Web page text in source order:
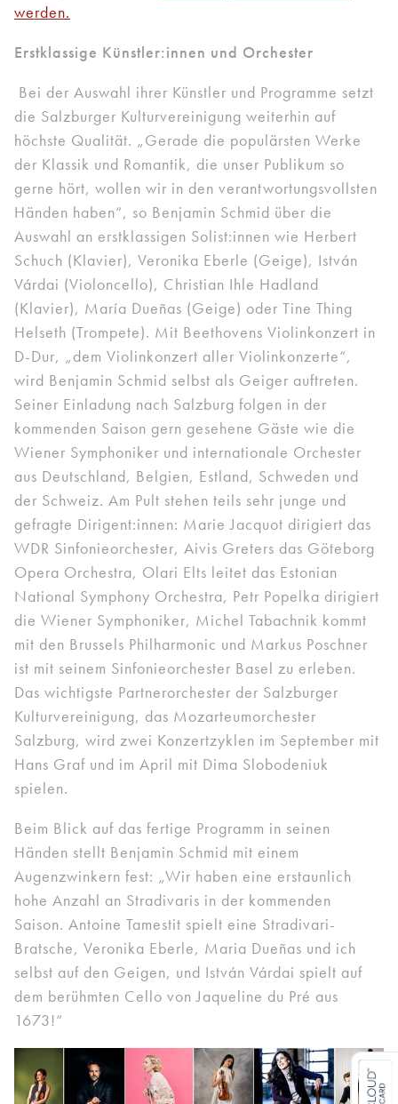
werden.
Erstklassige Künstler:innen und Orchester
Bei der Auswahl ihrer Künstler und Programme setzt
die Salzburger Kulturvereinigung weiterhin auf
höchste Qualität. „Gerade die populärsten Werke
der Klassik und Romantik, die unser Publikum so
gerne hört, wollen wir in den verantwortungsvollsten
Händen haben“, so Benjamin Schmid über die
Auswahl an erstklassigen Solist:innen wie Herbert
Schuch (Klavier), Veronika Eberle (Geige), István
Várdai (Violoncello), Christian Ihle Hadland
(Klavier), María Dueñas (Geige) oder Tine Thing
Helseth (Trompete). Mit Beethovens Violinkonzert in
D-Dur, „dem Violinkonzert aller Violinkonzerte“,
wird Benjamin Schmid selbst als Geiger auftreten.
Seiner Einladung nach Salzburg folgen in der
kommenden Saison gern gesehene Gäste wie die
Wiener Symphoniker und internationale Orchester
aus Deutschland, Belgien, Estland, Schweden und
der Schweiz. Am Pult stehen teils sehr junge und
gefragte Dirigent:innen: Marie Jacquot dirigiert das
WDR Sinfonieorchester, Aivis Greters das Göteborg
Opera Orchestra, Olari Elts leitet das Estonian
National Symphony Orchestra, Petr Popelka dirigiert
die Wiener Symphoniker, Michel Tabachnik kommt
mit den Brussels Philharmonic und Markus Poschner
ist mit seinem Sinfonieorchester Basel zu erleben.
Das wichtigste Partnerorchester der Salzburger
Kulturvereinigung, das Mozarteumorchester
Salzburg, wird zwei Konzertzyklen im September mit
Hans Graf und im April mit Dima Slobodeniuk
spielen.
Beim Blick auf das fertige Programm in seinen
Händen stellt Benjamin Schmid mit einem
Augenzwinkern fest: „Wir haben eine erstaunlich
hohe Anzahl an Stradivaris in der kommenden
Saison. Antoine Tamestit spielt eine Stradivari-
Bratsche, Veronika Eberle, Maria Dueñas und ich
selbst auf den Geigen, und István Várdai spielt auf
dem berühmten Cello von Jaqueline du Pré aus
1673!“